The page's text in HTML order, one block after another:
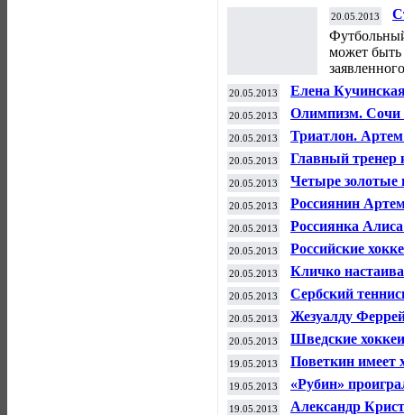
20.05.2013
может быть
20.05.2013
Елена
велогонки
20.05.2013 Олимпизм. Сочи
20.05.2013 Триатлон.
20.05.2013
Главный тренер
отставку, но
20.05.2013
Четыре золотые
во второй день
20.05.2013
Россиянин
мира по
20.05.2013
Россиянка
теннисного
20.05.2013
Российские
группе с
20.05.2013
Кличко
Поветкиным
20.05.2013
Сербский
возглавлять
20.05.2013
Жезуалду
лиссабонского
20.05.2013
Шведские
чемпионами
19.05.2013
Поветкин имеет
Владимира
19.05.2013
«Рубин»
России
19.05.2013
Александр